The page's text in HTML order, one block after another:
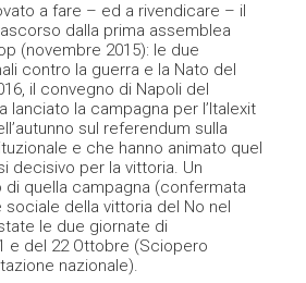
a fare – ed a rivendicare – il
dalla prima assemblea
(novembre 2015): le due
contro la guerra e la Nato del
il convegno di Napoli del
lanciato la campagna per l’Italexit
sul referendum sulla
e che hanno animato quel
decisivo per la vittoria. Un
quella campagna (confermata
della vittoria del No nel
le due giornate di
e del 22 Ottobre (Sciopero
nazionale).